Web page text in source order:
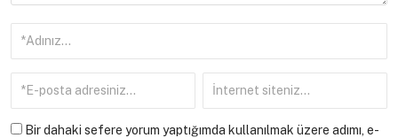
Bir dahaki sefere yorum yaptığımda kullanılmak üzere adımı, e-